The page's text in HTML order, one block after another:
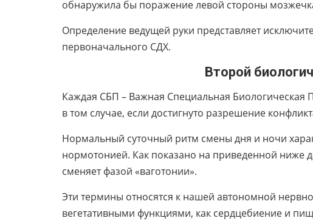
обнаружила бы поражение левой стороны
Определение ведущей руки представляет
первоначального СДХ.
Второй
Каждая СБП – Важная Специальная
в том случае, если достигнуто разрешение
Нормальный суточный ритм смены дня и ночи
нормотонией. Как показано на приведенной ниже
сменяет фазой «ваготонии».
Эти термины относятся к нашей автономной
вегетативными функциями, как сердцебиение и